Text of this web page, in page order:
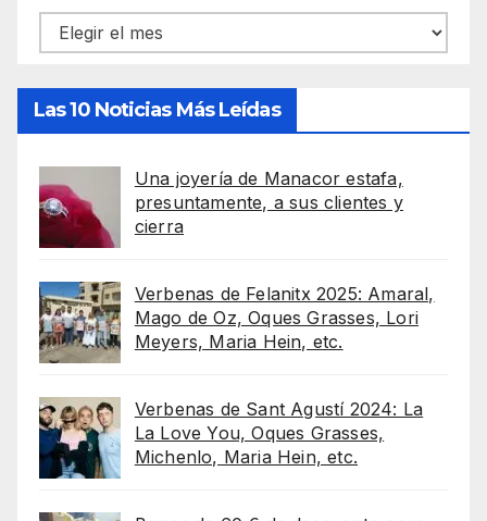
Archivos
Las 10 Noticias Más Leídas
Una joyería de Manacor estafa,
presuntamente, a sus clientes y
cierra
Verbenas de Felanitx 2025: Amaral,
Mago de Oz, Oques Grasses, Lori
Meyers, Maria Hein, etc.
Verbenas de Sant Agustí 2024: La
La Love You, Oques Grasses,
Michenlo, Maria Hein, etc.